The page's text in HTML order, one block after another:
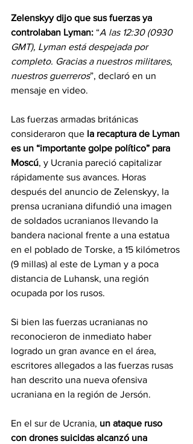
Zelenskyy dijo que sus fuerzas ya
controlaban Lyman: “A las 12:30 (0930
GMT), Lyman está despejada por
completo. Gracias a nuestros militares,
nuestros guerreros”, declaró en un
mensaje en video.
Las fuerzas armadas británicas
consideraron que la recaptura de Lyman
es un “importante golpe político” para
Moscú, y Ucrania pareció capitalizar
rápidamente sus avances. Horas
después del anuncio de Zelenskyy, la
prensa ucraniana difundió una imagen
de soldados ucranianos llevando la
bandera nacional frente a una estatua
en el poblado de Torske, a 15 kilómetros
(9 millas) al este de Lyman y a poca
distancia de Luhansk, una región
ocupada por los rusos.
Si bien las fuerzas ucranianas no
reconocieron de inmediato haber
logrado un gran avance en el área,
escritores allegados a las fuerzas rusas
han descrito una nueva ofensiva
ucraniana en la región de Jersón.
En el sur de Ucrania, un ataque ruso
con drones suicidas alcanzó una